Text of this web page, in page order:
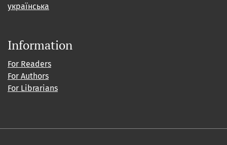
українська
Information
For Readers
For Authors
For Librarians